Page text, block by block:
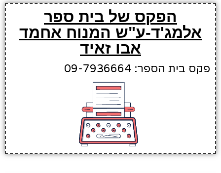
הפקס של בית ספר
אלמג'ד-ע"ש המנוח אחמד
אבו זאיד
פקס בית הספר: 09-7936664